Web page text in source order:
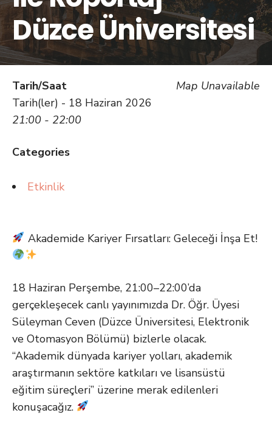
Düzce Üniversitesi
Map Unavailable
Tarih/Saat
Tarih(ler) - 18 Haziran 2026
21:00 - 22:00
Categories
Etkinlik
Akademide Kariyer Fırsatları: Geleceği İnşa Et!
18 Haziran Perşembe, 21:00–22:00’da
gerçekleşecek canlı yayınımızda Dr. Öğr. Üyesi
Süleyman Ceven (Düzce Üniversitesi, Elektronik
ve Otomasyon Bölümü) bizlerle olacak.
“Akademik dünyada kariyer yolları, akademik
araştırmanın sektöre katkıları ve lisansüstü
eğitim süreçleri” üzerine merak edilenleri
konuşacağız.